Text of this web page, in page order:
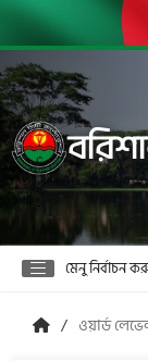
মেনু নির্বাচন
ওয়ার্ড